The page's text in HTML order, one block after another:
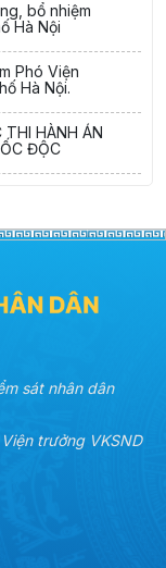
bổ nhiệm
Hà Nội
Phó Viện
Hà Nội.
HÀNH ÁN
ĐỘC
sát nhân dân
trưởng VKSND